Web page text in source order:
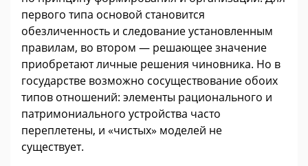
первого типа основой становится
обезличенность и следование установленным
правилам, во втором — решающее значение
приобретают личные решения чиновника. Но в
государстве возможно сосуществование обоих
типов отношений: элементы рационального и
патримониального устройства часто
переплетены, и «чистых» моделей не
существует.